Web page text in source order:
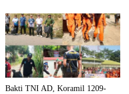
Bakti TNI AD, Koramil 1209-